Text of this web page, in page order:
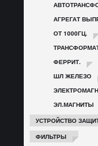
АГРЕГАТ
ОТ 1000ГЦ.
ФЕРРИТ.
ШЛ ЖЕЛЕЗО
ЭЛ.МАГНИТЫ
УСТРОЙСТВО
ФИЛЬТРЫ